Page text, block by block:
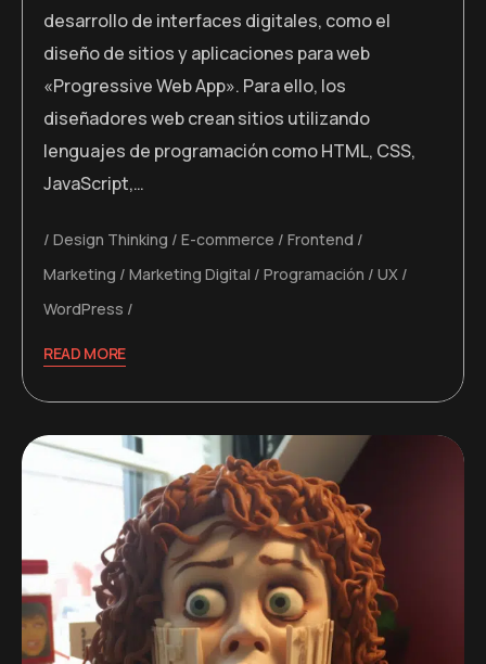
desarrollo de interfaces digitales, como el
diseño de sitios y aplicaciones para web
«Progressive Web App». Para ello, los
diseñadores web crean sitios utilizando
lenguajes de programación como HTML, CSS,
JavaScript,…
Design Thinking E-commerce
Frontend
Marketing
Marketing Digital Programación
UX
WordPress
READ MORE